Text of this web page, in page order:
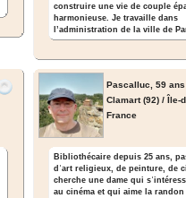
construire une vie de couple
harmonieuse. Je travaille dans
l’administration de la ville de
Pascalluc,
59 ans
Clamart (92) / Île-
France
Bibliothécaire depuis 25 ans,
dʾart religieux, de peinture, de
cherche une dame qui
au cinéma et qui aime la